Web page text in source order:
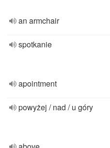
an armchair
spotkanie
apointment
powyżej / nad / u góry